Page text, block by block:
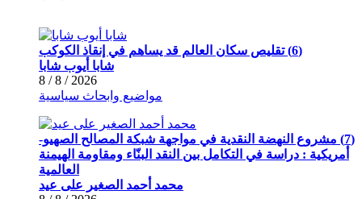
(6) تقليص سكان العالم قد يساهم في إنقاذ الكوكب
شابا أيوب شابا
2026 / 8 / 8
مواضيع وابحاث سياسية
(7) مشروع النهضة النقدية في مواجهة شبكة المصالح الصهيو-
أمريكية : دراسة في التكامل بين النقد البنّاء ومقاومة الهيمنة
العالمية
محمد أحمد الصغير على عيد